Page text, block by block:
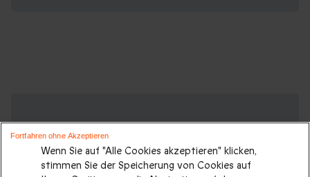
Weitere Geschenkideen ansehen:
Geschenkideen |Geschenk für Männer| Geschenk für
Wenn Sie auf "Alle Cookies akzeptieren" klicken,
stimmen Sie der Speicherung von Cookies auf
Fortfahren ohne Akzeptieren